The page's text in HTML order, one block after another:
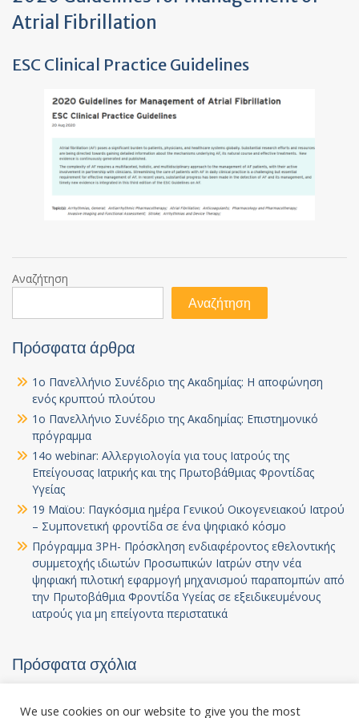
Atrial Fibrillation
ESC Clinical Practice Guidelines
Αναζήτηση
Αναζήτηση
Πρόσφατα άρθρα
1ο Πανελλήνιο Συνέδριο της Ακαδημίας: Η αποφώνηση
ενός κρυπτού πλούτου
1ο Πανελλήνιο Συνέδριο της Ακαδημίας: Επιστημονικό
πρόγραμμα
14ο webinar: Αλλεργιολογία για τους Ιατρούς της
Επείγουσας Ιατρικής και της Πρωτοβάθμιας Φροντίδας
Υγείας
19 Μαϊου: Παγκόσμια ημέρα Γενικού Οικογενειακού Ιατρού
– Συμπονετική φροντίδα σε ένα ψηφιακό κόσμο
Πρόγραμμα 3PH- Πρόσκληση ενδιαφέροντος εθελοντικής
συμμετοχής ιδιωτών Προσωπικών Ιατρών στην νέα
ψηφιακή πιλοτική εφαρμογή μηχανισμού παραπομπών από
την Πρωτοβάθμια Φροντίδα Υγείας σε εξειδικευμένους
ιατρούς για μη επείγοντα περιστατικά
Πρόσφατα σχόλια
We use cookies on our website to give you the most